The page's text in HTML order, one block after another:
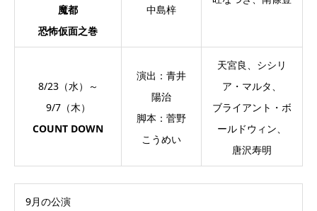
魔都
恐怖仮面之巻
中島梓
8/23（水）～
9/7（木）
COUNT DOWN
演出：青井
陽治
脚本：菅野
こうめい
天宮良、シシリ
ア・マルタ、
ブライアント・ボ
ールドウィン、
唐沢寿明
9月の公演